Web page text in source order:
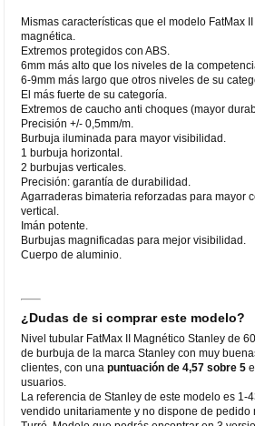
Mismas características que el modelo FatMax
magnética.
Extremos protegidos con ABS.
6mm más alto que los niveles de la
6-9mm más largo que otros niveles de su
El más fuerte de su categoría.
Extremos de caucho anti choques (mayor
Precisión +/- 0,5mm/m.
Burbuja iluminada para mayor visibilidad.
1 burbuja horizontal.
2 burbujas verticales.
Precisión: garantía de durabilidad.
Agarraderas bimateria reforzadas para mayor
vertical.
Imán potente.
Burbujas magnificadas para mejor visibilidad.
Cuerpo de aluminio.
¿Dudas de si comprar este modelo?
Nivel tubular FatMax II Magnético Stanley de
de burbuja de la marca Stanley con muy
clientes, con unapuntuación de 4,57 sobre 5
usuarios.
La referencia de Stanley de este modelo es 1-
vendido unitariamente y no dispone de pedido